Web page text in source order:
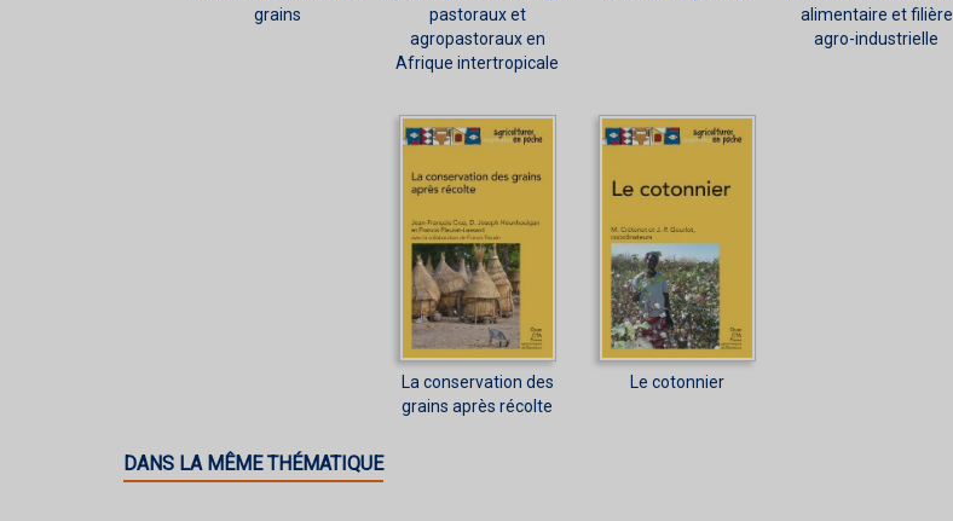
grains
pastoraux et
agropastoraux en
Afrique intertropicale
alimentaire et filière
agro-industrielle
La conservation des
grains après récolte
Le cotonnier
DANS LA MÊME THÉMATIQUE